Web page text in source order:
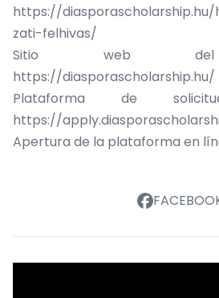
https://
zati-felhivas/
Sitio web del
https://diasporascholarship.hu/
Plataforma de
https://
Apertura de la plataforma en